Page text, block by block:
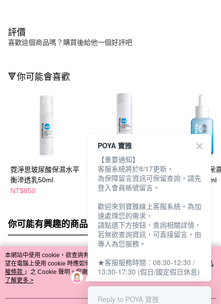
評價
喜歡這個商品嗎？購買後給他一個好評吧
🔻你可能會喜歡
霓淨思玻尿酸保濕水平
衡滲透乳50ml
NT$850
霓淨思玻尿酸保濕水平
衡化妝水150ml
NT$800
霓淨思玻尿酸保
衡賦能精華30ml
你可能有興趣的商品 全站排行
熱門標籤
本網站中使用 cookie，欲查詢有關本網站使用 cookie 方式之詳情，及若您不希
望在電腦上使用 cookie 時應如何變更電腦的 cookie 設定，請參閱本網站「
隱私
權條款 」之 Cookie 聲明。您繼續使用本網站即表示您同意本公司得按本網站使
用條款之 Cookie 聲明使用 cookie。
了解更多 >
POYA 寶雅
【重要通知】
客服系統將於8/17更新，
為保障留言資訊可保留查詢，請先
登入會員帳號留言。
歡迎來到寶雅線上客服系統。為加
速處理您的需求，
請點選下方按鈕，查詢相關詳情，
若無欲查詢資訊，可直接留言，由
專人為您服務。
★客服服務時間：08:30-12:30 /
13:30-17:30 (假日/國定假日休息)
Reply to POYA 寶雅